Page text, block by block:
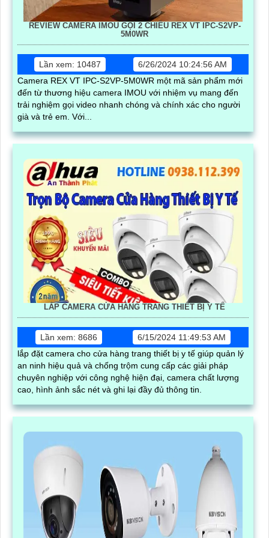
REVIEW CAMERA IMOU GỌI 2 CHIỀU REX VT IPC-S2VP-
5M0WR
Lần xem: 10487
6/26/2024 10:24:56 AM
Camera REX VT IPC-S2VP-5M0WR một mã sản phẩm mới
đến từ thương hiệu camera IMOU với nhiệm vụ mang đến
trải nghiệm gọi video nhanh chóng và chính xác cho người
già và trẻ em. Với...
LẮP CAMERA CỬA HÀNG TRANG THIẾT BỊ Y TẾ
Lần xem: 8686
6/15/2024 11:49:53 AM
lắp đặt camera cho cửa hàng trang thiết bị y tế giúp quản lý
an ninh hiệu quả và chống trộm cung cấp các giải pháp
chuyên nghiệp với công nghệ hiện đại, camera chất lượng
cao, hình ảnh sắc nét và ghi lại đầy đủ thông tin.